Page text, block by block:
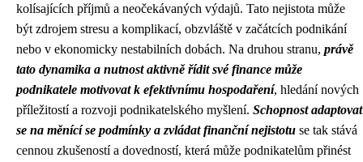
kolísajících příjmů a neočekávaných výdajů. Tato nejistota může
být zdrojem stresu a komplikací, obzvláště v začátcích podnikání
nebo v ekonomicky nestabilních dobách. Na druhou stranu, právě
tato dynamika a nutnost aktivně řídit své finance může
podnikatele motivovat k efektivnímu hospodaření, hledání nových
příležitostí a rozvoji podnikatelského myšlení. Schopnost adaptovat
se na měnící se podmínky a zvládat finanční nejistotu se tak stává
cennou zkušeností a dovedností, která může podnikatelům přinést